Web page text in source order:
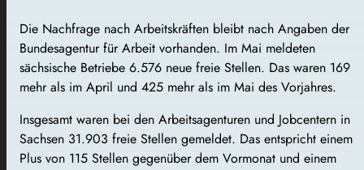
Die Nachfrage nach Arbeitskräften bleibt nach Angaben der
Bundesagentur für Arbeit vorhanden. Im Mai meldeten
sächsische Betriebe 6.576 neue freie Stellen. Das waren 169
mehr als im April und 425 mehr als im Mai des Vorjahres.
Insgesamt waren bei den Arbeitsagenturen und Jobcentern in
Sachsen 31.903 freie Stellen gemeldet. Das entspricht einem
Plus von 115 Stellen gegenüber dem Vormonat und einem